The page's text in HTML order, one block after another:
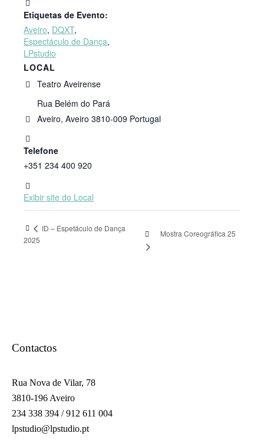
Etiquetas de Evento:
Aveiro, DQXT,
Espectáculo de Dança,
LPstudio
LOCAL
Teatro Aveirense
Rua Belém do Pará
Aveiro, Aveiro 3810-009 Portugal
Telefone
+351 234 400 920
Exibir site do Local
ID – Espetáculo de Dança
2025
Mostra Coreográfica 25
Contactos
Rua Nova de Vilar, 78
3810-196 Aveiro
234 338 394 / 912 611 004
lpstudio@lpstudio.pt